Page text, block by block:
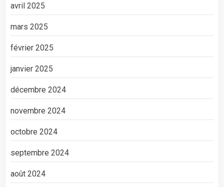
avril 2025
mars 2025
février 2025
janvier 2025
décembre 2024
novembre 2024
octobre 2024
septembre 2024
août 2024